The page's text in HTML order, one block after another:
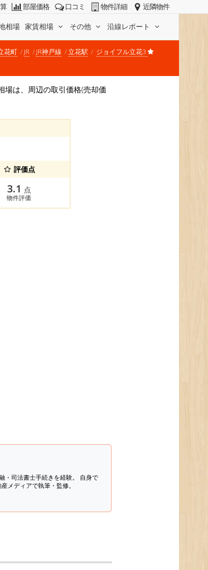
相場 家賃相場 その他 沿線レポート
部屋価格 口コミ 物件詳細 近隣物件
花町 JR JR神戸線 立花駅 ジョイフル立花3
場は、周辺の取引価格(売却価
評価点
3.1 点
物件評価
司法書士手続きを経験。 自身で
メディアで執筆・監修。